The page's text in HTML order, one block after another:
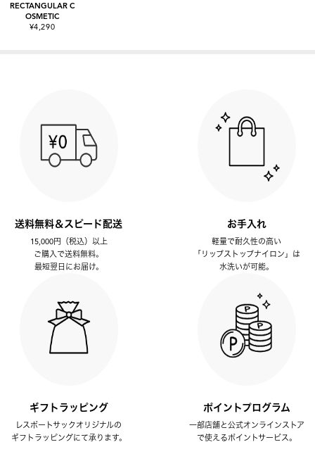
RECTANGULAR C
OSMETIC
¥4,290
送料無料＆スピード配送
15,000円（税込）以上
ご購入で送料無料。
最短翌日にお届け。
お手入れ
軽量で耐久性の高い
「リップストップナイロン」は
水洗いが可能。
ギフトラッピング
レスポートサックオリジナルの
ギフトラッピングにて承ります。
ポイントプログラム
一部店舗と公式オンラインストア
で使えるポイントサービス。